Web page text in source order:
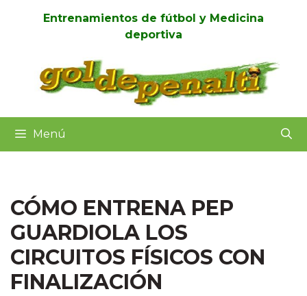
Entrenamientos de fútbol y Medicina
deportiva
Menú
CÓMO ENTRENA PEP
GUARDIOLA LOS
CIRCUITOS FÍSICOS CON
FINALIZACIÓN